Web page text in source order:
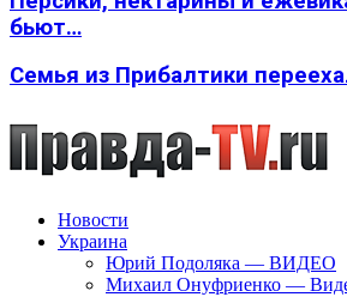
бьют…
Семья из Прибалтики
Новости
Украина
Юрий Подоляка — ВИДЕО
Михаил Онуфриенко —